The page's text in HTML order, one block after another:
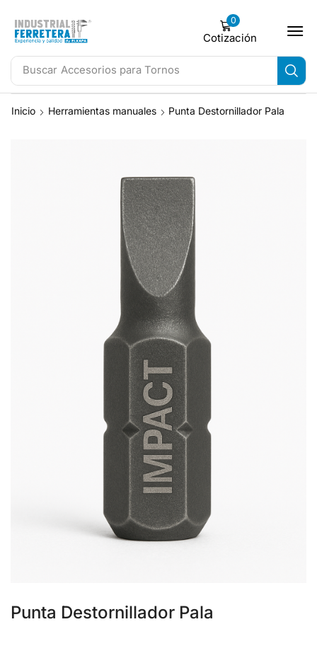
Buscar Accesorios para Tornos
0
Cotización
Inicio Herramientas manuales Punta Destornillador Pala
Punta Destornillador Pala